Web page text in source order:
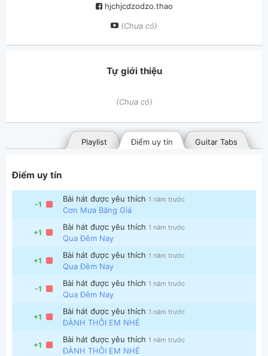
hjchjcdzodzo.thao
(Chưa có)
Tự giới thiệu
(Chưa có)
Guitar Tabs
Điểm uy tín
Playlist
Điểm uy tín
-1
Bài hát được yêu thích 1 năm trước
Cơn Mưa Băng Giá
+1
Bài hát được yêu thích 1 năm trước
Qua Đêm Nay
+1
Bài hát được yêu thích 1 năm trước
Qua Đêm Nay
-1
Bài hát được yêu thích 1 năm trước
Qua Đêm Nay
+1
Bài hát được yêu thích 1 năm trước
ĐÀNH THÔI EM NHÉ
+1
Bài hát được yêu thích 1 năm trước
ĐÀNH THÔI EM NHÉ